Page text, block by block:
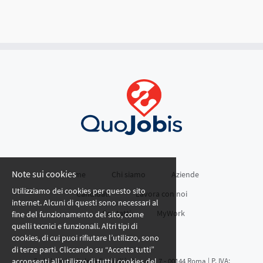
Home Chi siamo
Aziende
Candidati
Lavora con noi
Contatti
MyWork
Sede Legale: Viale della Civiltà Romana 7 - 00144 Roma | P. IVA:
Note sui cookies
Utilizziamo dei cookies per questo sito
internet. Alcuni di questi sono necessari al
fine del funzionamento del sito, come
quelli tecnici e funzionali. Altri tipi di
cookies, di cui puoi rifiutare l’utilizzo, sono
di terze parti. Cliccando su “Accetta tutti”